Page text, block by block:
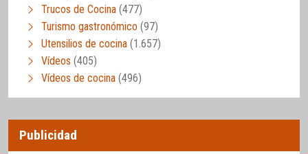
Trucos de Cocina (477)
Turismo gastronómico (97)
Utensilios de cocina (1.657)
Vídeos (405)
Vídeos de cocina (496)
Publicidad